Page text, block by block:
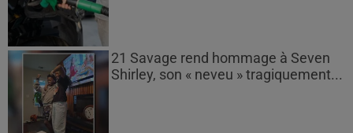
21 Savage rend hommage à Seven
Shirley, son « neveu » tragiquement...